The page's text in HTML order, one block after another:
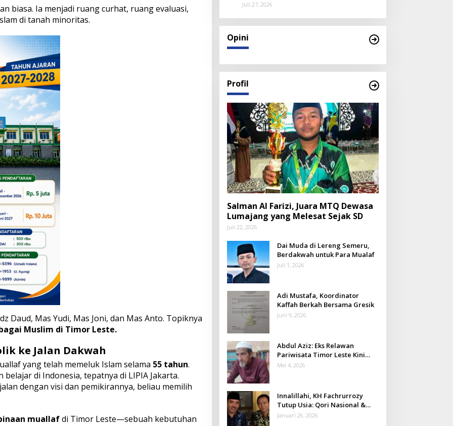
biasa. Ia menjadi ruang curhat, ruang evaluasi,
di tanah minoritas.
Daud, Mas Yudi, Mas Joni, dan Mas Anto. Topiknya
Muslim di Timor Leste.
ke Jalan Dakwah
yang telah memeluk Islam selama 55 tahun.
di Indonesia, tepatnya di LIPIA Jakarta.
dengan visi dan pemikirannya, beliau memilih
muallafdi Timor Leste—sebuah kebutuhan
Juli 27, 2026
Opini
Profil
Salman Al Farizi, Juara MTQ Dewasa
Lumajang yang Melesat Sejak SD
Juli 22, 2026
Dai Muda di Lereng Semeru,
Berdakwah untuk Para Mualaf
Juli 1, 2026
Adi Mustafa, Koordinator
Kaffah Berkah Bersama Gresik
Juni 9, 2026
Abdul Aziz: Eks Relawan
Pariwisata Timor Leste Kini
Takmir Kalisat
Mei 4, 2026
Innalillahi, KH Fachrurrozy
Tutup Usia: Qori Nasional &
Mantan Kadis Kemenag yang
Januari 26, 2026